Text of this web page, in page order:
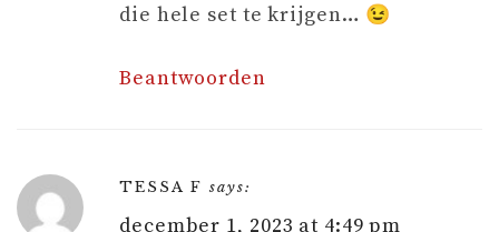
die hele set te krijgen… 😉
Beantwoorden
TESSA F says:
december 1, 2023 at 4:49 pm